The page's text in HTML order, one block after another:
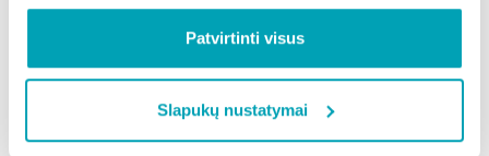
Patvirtinti visus
Slapukų nustatymai